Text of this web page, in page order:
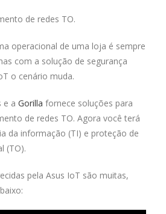
de redes TO.
operacional de uma loja é sempre
com a solução de segurança
o cenário muda.
e aGorilla fornece soluções para
de redes TO. Agora você terá
da informação (TI) e proteção de
(TO).
pela Asus IoT são muitas,